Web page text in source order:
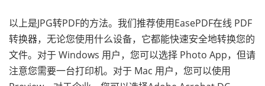
以上是JPG转PDF的方法。我们推荐使用EasePDF在线 PDF
转换器，无论您使用什么设备，它都能快速安全地转换您的
文件。对于 Windows 用户，您可以选择 Photo App，但请
注意您需要一台打印机。对于 Mac 用户，您可以使用